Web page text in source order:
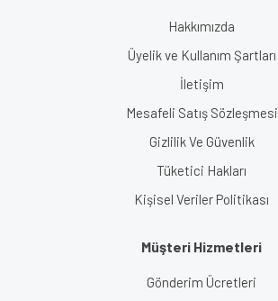
Hakkımızda
Üyelik ve Kullanım Şartları
İletişim
Mesafeli Satış Sözleşmesi
Gizlilik Ve Güvenlik
Tüketici Hakları
Kişisel Veriler Politikası
Müşteri Hizmetleri
Gönderim Ücretleri